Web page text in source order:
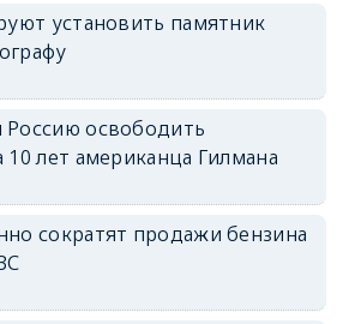
установить памятник
освободить
лет американца Гилмана
сократят продажи бензина